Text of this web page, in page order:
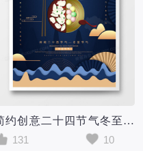
简约创意二十四节气冬至节气海报
131
10